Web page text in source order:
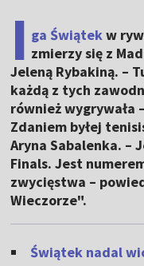
I ga Świątekw
zmierzy się z
Jeleną Rybakiną. –
każdą z tych
również wygrywała
Zdaniem byłej
Aryna Sabalenka. –
Finals. Jest
zwycięstwa –
Wieczorze".
Świątek nadal